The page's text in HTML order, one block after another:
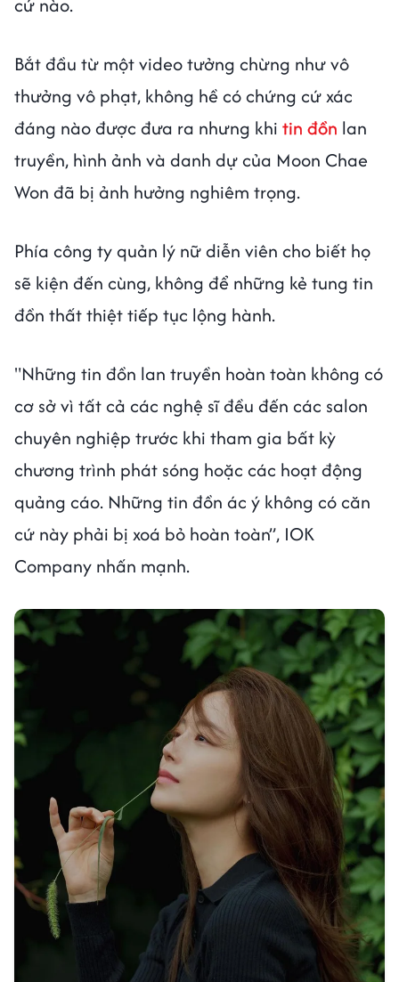
Bắt đầu từ một video tưởng chừng như vô
thưởng vô phạt, không hề có chứng cứ xác
đáng nào được đưa ra nhưng khi tin đồn lan
truyền, hình ảnh và danh dự của Moon Chae
Won đã bị ảnh hưởng nghiêm trọng.
Phía công ty quản lý nữ diễn viên cho biết họ
sẽ kiện đến cùng, không để những kẻ tung tin
đồn thất thiệt tiếp tục lộng hành.
"Những tin đồn lan truyền hoàn toàn không có
cơ sở vì tất cả các nghệ sĩ đều đến các salon
chuyên nghiệp trước khi tham gia bất kỳ
chương trình phát sóng hoặc các hoạt động
quảng cáo. Những tin đồn ác ý không có căn
cứ này phải bị xoá bỏ hoàn toàn”, IOK
Company nhấn mạnh.